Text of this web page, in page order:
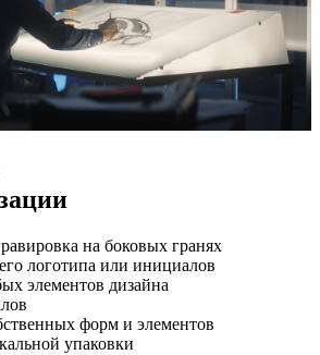
на боковых гранях
логотипа или инициалов
элементов дизайна
форм и элементов
упаковки